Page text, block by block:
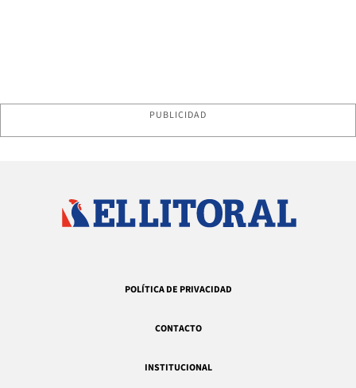
PUBLICIDAD
POLÍTICA DE PRIVACIDAD
CONTACTO
INSTITUCIONAL